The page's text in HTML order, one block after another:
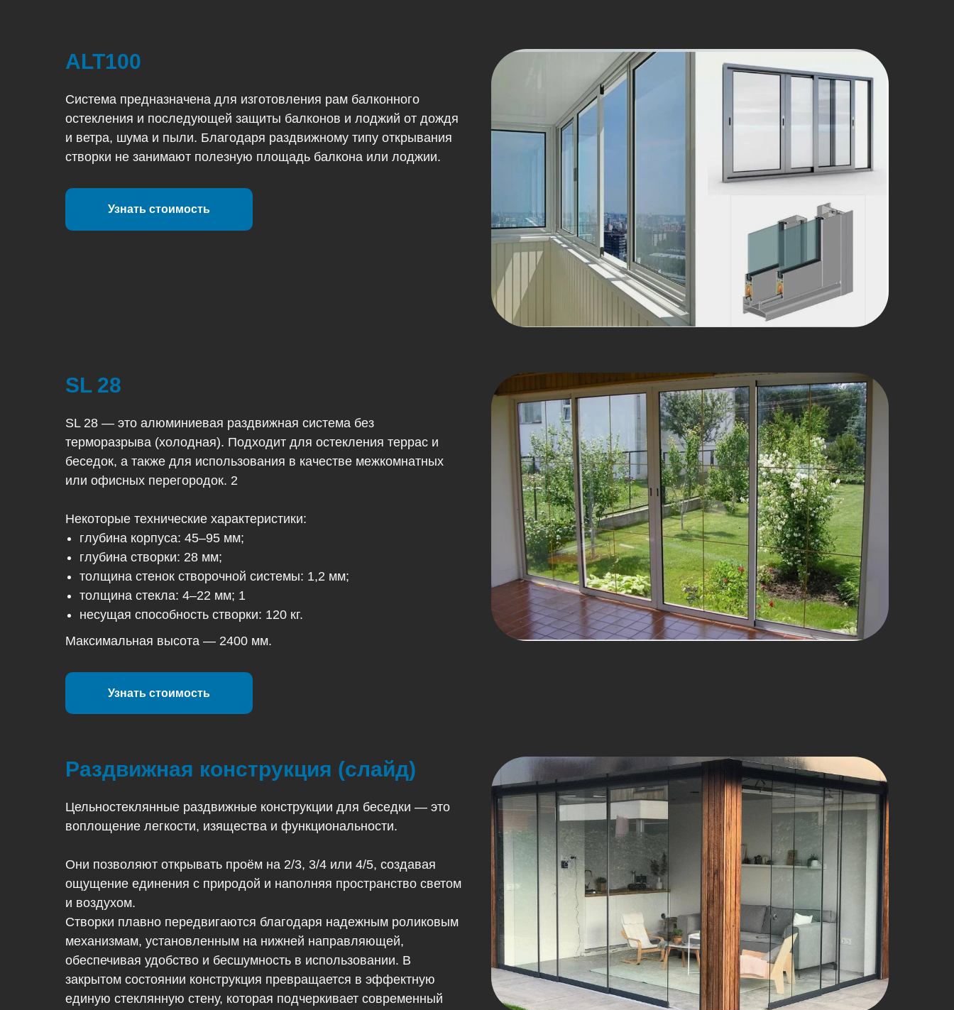
ALT100
Система предназначена для изготовления рам балконного
остекления и последующей защиты балконов и лоджий от дождя
и ветра, шума и пыли. Благодаря раздвижному типу открывания
створки не занимают полезную площадь балкона или лоджии.
Узнать стоимость
SL 28
SL 28 — это алюминиевая раздвижная система без
терморазрыва (холодная). Подходит для остекления террас и
беседок, а также для использования в качестве межкомнатных
или офисных перегородок. 2
Некоторые технические характеристики:
глубина корпуса: 45–95 мм;
глубина створки: 28 мм;
толщина стенок створочной системы: 1,2 мм;
толщина стекла: 4–22 мм; 1
несущая способность створки: 120 кг.
Максимальная высота — 2400 мм.
Узнать стоимость
Раздвижная конструкция (слайд)
Цельностеклянные раздвижные конструкции для беседки — это
воплощение легкости, изящества и функциональности.
Они позволяют открывать проём на 2/3, 3/4 или 4/5, создавая
ощущение единения с природой и наполняя пространство светом
и воздухом.
Створки плавно передвигаются благодаря надежным роликовым
механизмам, установленным на нижней направляющей,
обеспечивая удобство и бесшумность в использовании. В
закрытом состоянии конструкция превращается в эффектную
единую стеклянную стену, которая подчеркивает современный